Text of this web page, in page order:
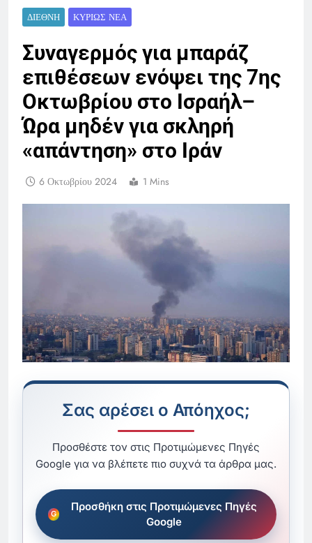
ΔΙΕΘΝΉ ΚΥΡΊΩΣ ΝΈΑ
Συναγερμός για μπαράζ
επιθέσεων ενόψει της 7ης
Οκτωβρίου στο Ισραήλ–
Ώρα μηδέν για σκληρή
«απάντηση» στο Ιράν
6 Οκτωβρίου 2024 1 Mins
Σας αρέσει ο Απόηχος;
Προσθέστε τον στις Προτιμώμενες Πηγές
Google για να βλέπετε πιο συχνά τα άρθρα μας.
Προσθήκη στις Προτιμώμενες Πηγές
Google